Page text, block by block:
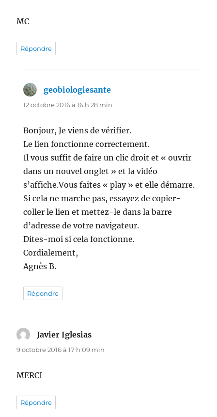
MC
Répondre
geobiologiesante
12 octobre 2016 à 16 h 28 min
Bonjour, Je viens de vérifier.
Le lien fonctionne correctement.
Il vous suffit de faire un clic droit et « ouvrir
dans un nouvel onglet » et la vidéo
s’affiche.Vous faites « play » et elle démarre.
Si cela ne marche pas, essayez de copier-
coller le lien et mettez-le dans la barre
d’adresse de votre navigateur.
Dites-moi si cela fonctionne.
Cordialement,
Agnès B.
Répondre
Javier Iglesias
9 octobre 2016 à 17 h 09 min
MERCI
Répondre